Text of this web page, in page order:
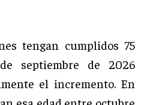
tengan cumplidos 75
septiembre de 2026
el incremento. En